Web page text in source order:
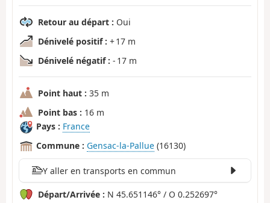
Retour au départ : Oui
Dénivelé positif : + 17 m
Dénivelé négatif : - 17 m
Point haut : 35 m
Point bas : 16 m
Pays : France
Commune : Gensac-la-Pallue (16130)
Y aller en transports en commun
Départ/Arrivée : N 45.651146° / O 0.252697°